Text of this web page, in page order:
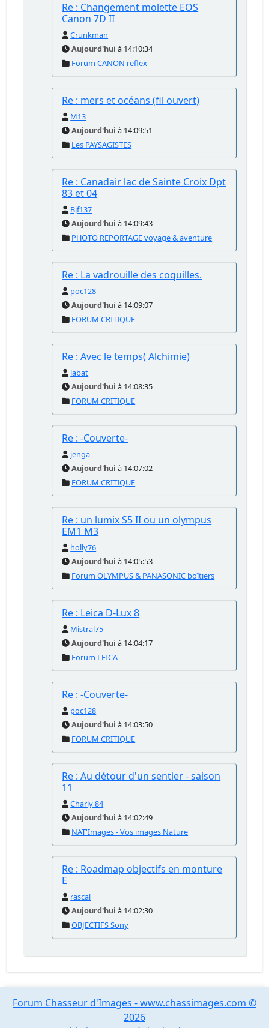
Re : Changement molette EOS
Canon 7D II
Crunkman
Aujourd'hui à 14:10:34
Forum CANON reflex
Re : mers et océans (fil ouvert)
M13
Aujourd'hui à 14:09:51
Les PAYSAGISTES
Re : Canadair lac de Sainte Croix Dpt
83 et 04
Bjf137
Aujourd'hui à 14:09:43
PHOTO REPORTAGE voyage & aventure
Re : La vadrouille des coquilles.
poc128
Aujourd'hui à 14:09:07
FORUM CRITIQUE
Re : Avec le temps( Alchimie)
labat
Aujourd'hui à 14:08:35
FORUM CRITIQUE
Re : -Couverte-
jenga
Aujourd'hui à 14:07:02
FORUM CRITIQUE
Re : un lumix S5 II ou un olympus
EM1 M3
holly76
Aujourd'hui à 14:05:53
Forum OLYMPUS & PANASONIC boîtiers
Re : Leica D-Lux 8
Mistral75
Aujourd'hui à 14:04:17
Forum LEICA
Re : -Couverte-
poc128
Aujourd'hui à 14:03:50
FORUM CRITIQUE
Re : Au détour d'un sentier - saison
11
Charly 84
Aujourd'hui à 14:02:49
NAT'Images - Vos images Nature
Re : Roadmap objectifs en monture
E
rascal
Aujourd'hui à 14:02:30
OBJECTIFS Sony
Forum Chasseur d'Images - www.chassimages.com ©
2026